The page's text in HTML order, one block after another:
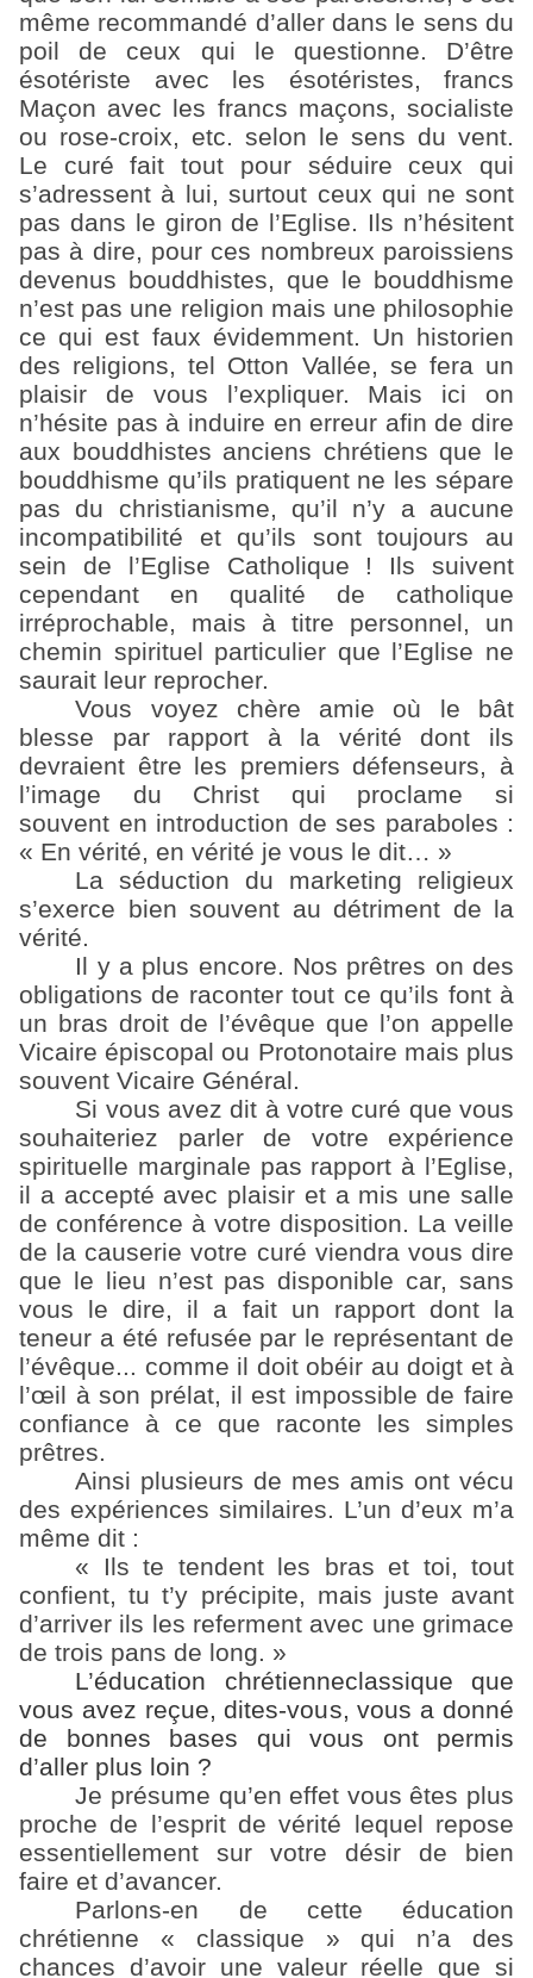
même recommandé d’aller dans le sens du
poil de ceux qui le questionne. D’être
ésotériste avec les ésotéristes, francs
Maçon avec les francs maçons, socialiste
ou rose-croix, etc. selon le sens du vent.
Le curé fait tout pour séduire ceux qui
s’adressent à lui, surtout ceux qui ne sont
pas dans le giron de l’Eglise. Ils n’hésitent
pas à dire, pour ces nombreux paroissiens
devenus bouddhistes, que le bouddhisme
n’est pas une religion mais une philosophie
ce qui est faux évidemment. Un historien
des religions, tel Otton Vallée, se fera un
plaisir de vous l’expliquer. Mais ici on
n’hésite pas à induire en erreur afin de dire
aux bouddhistes anciens chrétiens que le
bouddhisme qu’ils pratiquent ne les sépare
pas du christianisme, qu’il n’y a aucune
incompatibilité et qu’ils sont toujours au
sein de l’Eglise Catholique ! Ils suivent
cependant en qualité de catholique
irréprochable, mais à titre personnel, un
chemin spirituel particulier que l’Eglise ne
saurait leur reprocher.
Vous voyez chère amie où le bât
blesse par rapport à la vérité dont ils
devraient être les premiers défenseurs, à
l’image du Christ qui proclame si
souvent en introduction de ses paraboles :
« En vérité, en vérité je vous le dit… »
La séduction du marketing religieux
s’exerce bien souvent au détriment de la
vérité.
Il y a plus encore. Nos prêtres on des
obligations de raconter tout ce qu’ils font à
un bras droit de l’évêque que l’on appelle
Vicaire épiscopal ou Protonotaire mais plus
souvent Vicaire Général.
Si vous avez dit à votre curé que vous
souhaiteriez parler de votre expérience
spirituelle marginale pas rapport à l’Eglise,
il a accepté avec plaisir et a mis une salle
de conférence à votre disposition. La veille
de la causerie votre curé viendra vous dire
que le lieu n’est pas disponible car, sans
vous le dire, il a fait un rapport dont la
teneur a été refusée par le représentant de
l’évêque... comme il doit obéir au doigt et à
l’œil à son prélat, il est impossible de faire
confiance à ce que raconte les simples
prêtres.
Ainsi plusieurs de mes amis ont vécu
des expériences similaires. L’un d’eux m’a
même dit :
« Ils te tendent les bras et toi, tout
confient, tu t’y précipite, mais juste avant
d’arriver ils les referment avec une grimace
de trois pans de long. »
L’éducation chrétienneclassique que
vous avez reçue, dites-vous, vous a donné
de bonnes bases qui vous ont permis
d’aller plus loin ?
Je présume qu’en effet vous êtes plus
proche de l’esprit de vérité lequel repose
essentiellement sur votre désir de bien
faire et d’avancer.
Parlons-en de cette éducation
chrétienne « classique » qui n’a des
chances d’avoir une valeur réelle que si